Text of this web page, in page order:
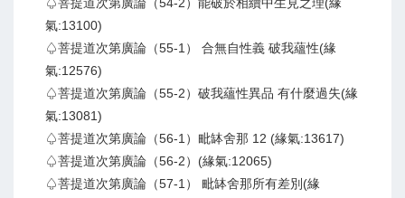
♤菩提道次第廣論（54-2）能破於相續中生見之理(緣
氣:13100)
♤菩提道次第廣論（55-1） 合無自性義 破我蘊性(緣
氣:12576)
♤菩提道次第廣論（55-2）破我蘊性異品 有什麼過失(緣
氣:13081)
♤菩提道次第廣論（56-1）毗缽舍那 12 (緣氣:13617)
♤菩提道次第廣論（56-2）(緣氣:12065)
♤菩提道次第廣論（57-1） 毗缽舍那所有差別(緣